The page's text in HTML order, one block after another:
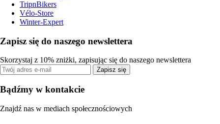
TripnBikers
Vélo-Store
Winter-Expert
Zapisz się do naszego newslettera
Skorzystaj z 10% zniżki, zapisując się do naszego newslettera
Zapisz się
Bądźmy w kontakcie
Znajdź nas w mediach społecznościowych